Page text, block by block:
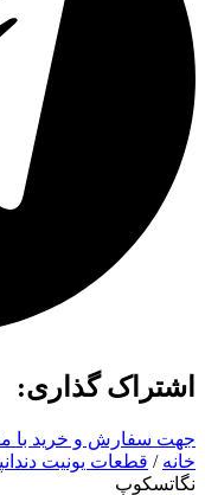
اشتراک گذاری:
جهت سفارش و خرید با
خانه / قطعات یونیت
نگاتسکوپ